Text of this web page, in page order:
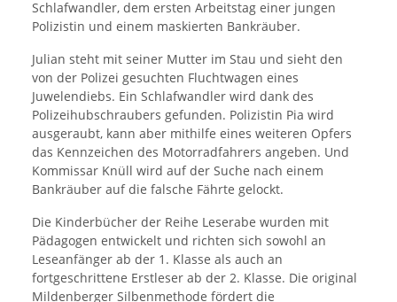
Schlafwandler, dem ersten Arbeitstag einer jungen
Polizistin und einem maskierten Bankräuber.
Julian steht mit seiner Mutter im Stau und sieht den
von der Polizei gesuchten Fluchtwagen eines
Juwelendiebs. Ein Schlafwandler wird dank des
Polizeihubschraubers gefunden. Polizistin Pia wird
ausgeraubt, kann aber mithilfe eines weiteren Opfers
das Kennzeichen des Motorradfahrers angeben. Und
Kommissar Knüll wird auf der Suche nach einem
Bankräuber auf die falsche Fährte gelockt.
Die Kinderbücher der Reihe Leserabe wurden mit
Pädagogen entwickelt und richten sich sowohl an
Leseanfänger ab der 1. Klasse als auch an
fortgeschrittene Erstleser ab der 2. Klasse. Die original
Mildenberger Silbenmethode fördert die